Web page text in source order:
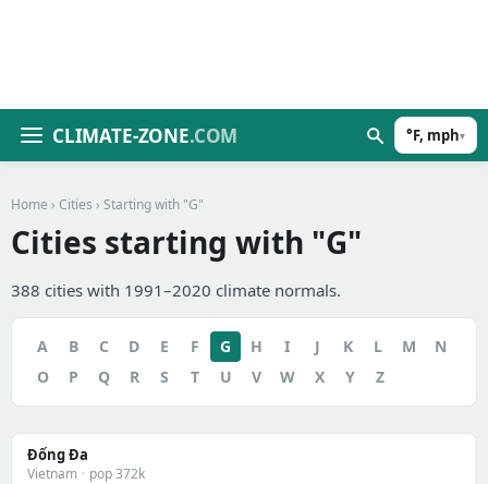
CLIMATE-ZONE.COM °F, mph▾
Home › Cities › Starting with "G"
Cities starting with "G"
388 cities with 1991–2020 climate normals.
A B C D E F G H I J K L M
N
O
P Q R S T U V W X Y Z
Đống Đa
Vietnam · pop 372k